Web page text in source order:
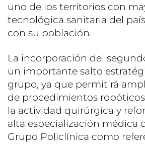
uno de los territorios con
tecnológica sanitaria del
con su población.
La incorporación del
un importante salto
grupo, ya que permitirá
de procedimientos
la actividad quirúrgica y
alta especialización médica
Grupo Policlínica como